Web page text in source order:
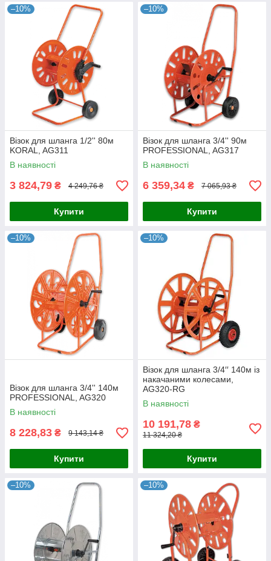
–10%
Візок для шланга 1/2'' 80м
KORAL, AG311
В наявності
3 824,79 ₴ 4 249,76 ₴
Купити
–10%
Візок для шланга 3/4'' 90м
PROFESSIONAL, AG317
В наявності
6 359,34 ₴ 7 065,93 ₴
Купити
–10%
Візок для шланга 3/4'' 140м
PROFESSIONAL, AG320
В наявності
8 228,83 ₴ 9 143,14 ₴
Купити
–10%
Візок для шланга 3/4′′ 140м із
накачаними колесами,
AG320-RG
В наявності
10 191,78 ₴
11 324,20 ₴
Купити
–10% –10%